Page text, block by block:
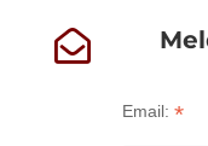

Email:*